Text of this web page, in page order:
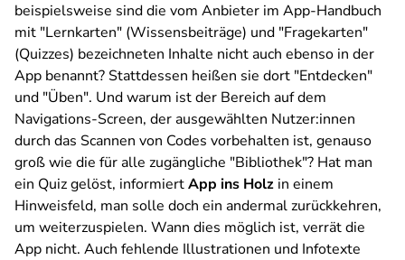
beispielsweise sind die vom Anbieter im App-Handbuch
mit "Lernkarten" (Wissensbeiträge) und "Fragekarten"
(Quizzes) bezeichneten Inhalte nicht auch ebenso in der
App benannt? Stattdessen heißen sie dort "Entdecken"
und "Üben". Und warum ist der Bereich auf dem
Navigations-Screen, der ausgewählten Nutzer:innen
durch das Scannen von Codes vorbehalten ist, genauso
groß wie die für alle zugängliche "Bibliothek"? Hat man
ein Quiz gelöst, informiertApp ins Holz in einem
Hinweisfeld, man solle doch ein andermal zurückkehren,
um weiterzuspielen. Wann dies möglich ist, verrät die
App nicht. Auch fehlende Illustrationen und Infotexte